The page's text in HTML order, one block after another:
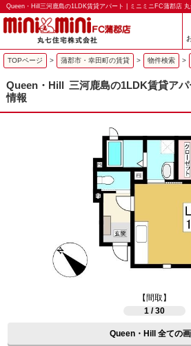
Queen・Hill三河鹿島の1LDK賃貸アパート | ミニミニFC蒲郡店
TOPページ > 蒲郡市・幸田町の賃貸 > 物件検索 >
Queen・Hill 三河鹿島の1LDK賃貸ア
情報
【間取】
1 / 30
Queen・Hill 全ての